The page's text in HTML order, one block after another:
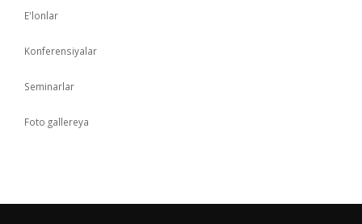
E'lonlar
Konferensiyalar
Seminarlar
Foto gallereya